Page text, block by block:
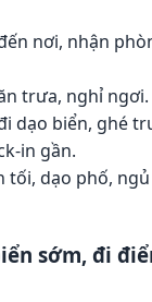
nơi, nhận
trưa, nghỉ ngơi.
dạo biển, ghé
in gần.
tối, dạo phố,
sớm, đi